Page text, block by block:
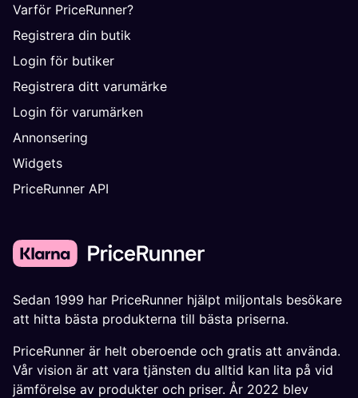
Varför PriceRunner?
Registrera din butik
Login för butiker
Registrera ditt varumärke
Login för varumärken
Annonsering
Widgets
PriceRunner API
Sedan 1999 har PriceRunner hjälpt miljontals besökare
att hitta bästa produkterna till bästa priserna.
PriceRunner är helt oberoende och gratis att använda.
Vår vision är att vara tjänsten du alltid kan lita på vid
jämförelse av produkter och priser. År 2022 blev